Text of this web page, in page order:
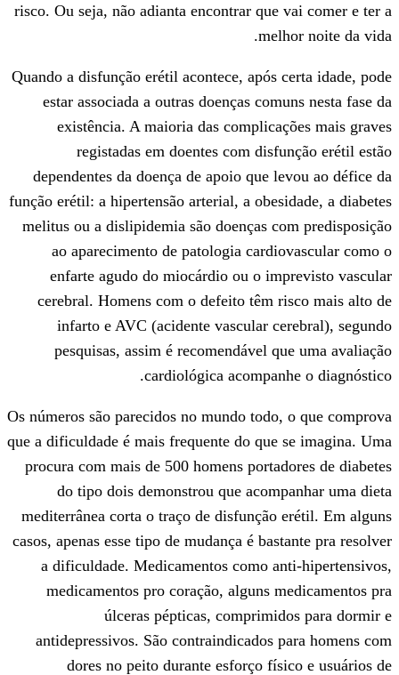
risco. Ou seja, não adianta encontrar
Quando a disfunção erétil acontece, após
estar associada a outras doenças
existência. A maioria das
registadas em doentes com
dependentes da doença de apoio que
função erétil: a hipertensão arterial, a
melitus ou a dislipidemia são doenças
ao aparecimento de patologia
enfarte agudo do miocárdio ou o
cerebral. Homens com o defeito têm
infarto e AVC (acidente vascular
pesquisas, assim é recomendável
cardiológica
Os números são parecidos no mundo
que a dificuldade é mais frequente do
procura com mais de 500 homens
do tipo dois demonstrou que
mediterrânea corta o traço de
casos, apenas esse tipo de mudança é
a dificuldade. Medicamentos como
medicamentos pro coração, alguns
úlceras pépticas,
antidepressivos. São contraindicados
dores no peito durante esforço